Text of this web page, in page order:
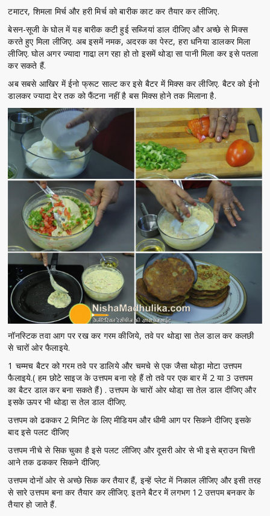
टमाटर, शिमला मिर्च और हरी मिर्च को बारीक काट कर तैयार कर लीजिए.
बेसन-सूजी के घोल में यह बारीक कटी हुई सब्जियां डाल दीजिए और अच्छे से मिक्स
करते हुए मिला लीजिए. अब इसमें नमक, अदरक का पेस्ट, हरा धनिया डालकर मिला
लीजिए. घोल अगर ज्यादा गाढा़ लग रहा हो तो इसमें थोडा़ सा पानी मिला कर इसे पतला
कर सकते हैं.
अब सबसे आखिर में ईनो फ्रूट साल्ट कर इसे बैटर में मिक्स कर लीजिए. बैटर को ईनो
डालकर ज्यादा देर तक को फैंटना नहीं है बस मिक्स होने तक मिलाना है.
नॉनस्टिक तवा आग पर रख कर गरम कीजिये, तवे पर थोडा़ सा तेल डाल कर कलछी
से चारों ओर फैलाइये.
1 चम्मच बैटर को गरम तवे पर डालिये और चमचे से एक जैसा थोड़ा मोटा उत्तपम
फैलाइये.( हम छोटे साइज के उत्तपम बना रहे हैं तो तवे पर एक बार में 2 या 3 उत्तपम
का बैटर डाल कर बना सकते हैं) . उत्तपम के चारों ओर थोडा़ सा तेल डाल दीजिए और
इसके ऊपर भी थोडा़ स तेल डाल दीजिए.
उत्तपम को ढककर 2 मिनिट के लिए मीडियम और धीमी आग पर सिकने दीजिए इसके
बाद इसे पलट दीजिए
उत्तपम नीचे से सिक चुका है इसे पलट लीजिए और दूसरी ओर से भी इसे ब्राउन चित्ती
आने तक ढककर सिकने दीजिए.
उत्तपम दोनों ओर से अच्छे सिक कर तैयार हैं, इन्हें प्लेट में निकाल लीजिए और इसी तरह
से सारे उत्तपम बना कर तैयार कर लीजिए. इतने बैटर में लगभग 12 उत्तपम बनकर के
तैयार हो जाते हैं.